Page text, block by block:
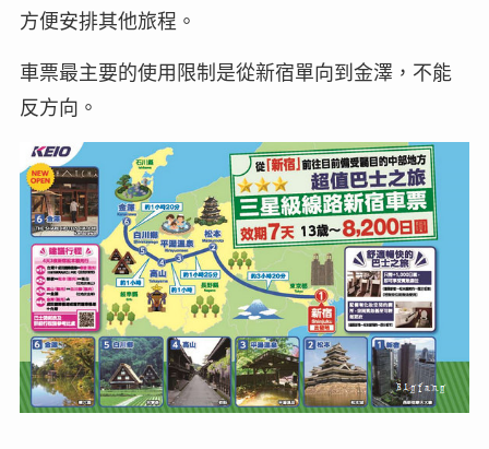
方便安排其他旅程。
車票最主要的使用限制是從新宿單向到金澤，不能
反方向。